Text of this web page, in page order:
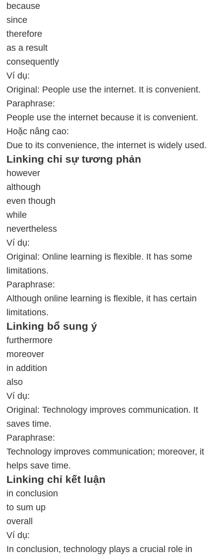
because
since
therefore
as a result
consequently
Ví dụ:
Original: People use the internet. It is convenient.
Paraphrase:
People use the internet because it is convenient.
Hoặc nâng cao:
Due to its convenience, the internet is widely used.
Linking chỉ sự tương phản
however
although
even though
while
nevertheless
Ví dụ:
Original: Online learning is flexible. It has some
limitations.
Paraphrase:
Although online learning is flexible, it has certain
limitations.
Linking bổ sung ý
furthermore
moreover
in addition
also
Ví dụ:
Original: Technology improves communication. It
saves time.
Paraphrase:
Technology improves communication; moreover, it
helps save time.
Linking chỉ kết luận
in conclusion
to sum up
overall
Ví dụ:
In conclusion, technology plays a crucial role in